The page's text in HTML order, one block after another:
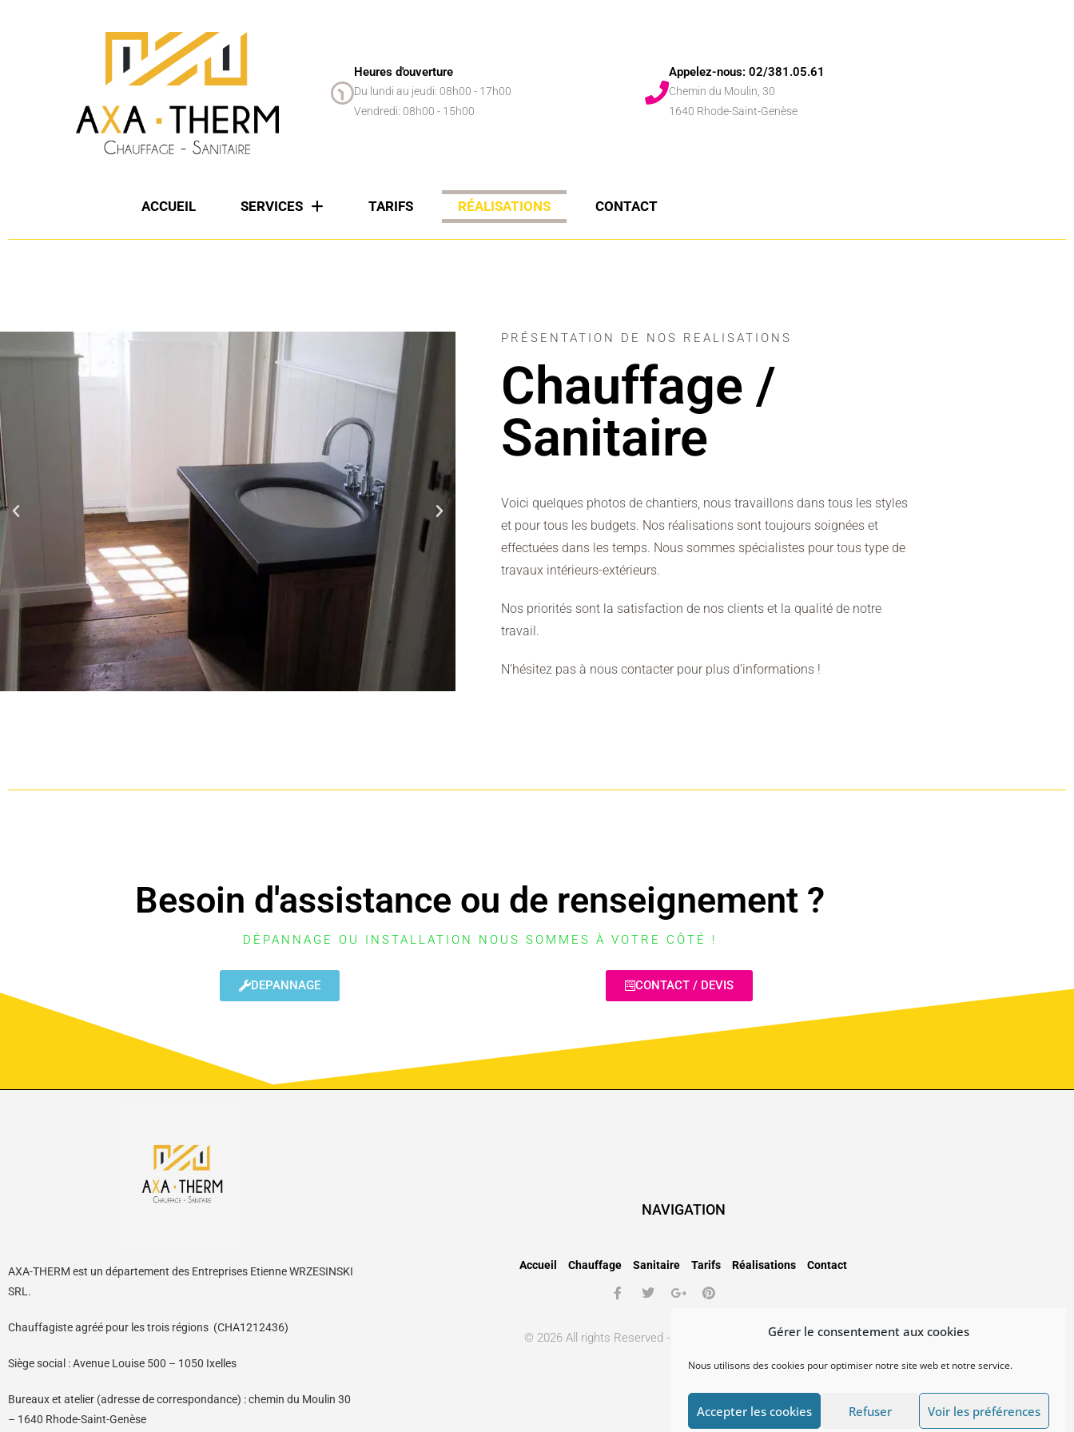
Gérer le consentement aux cookies
Nous utilisons des cookies pour optimiser notre site web et notre service.
Accepter les cookies Refuser Voir les préférences
Heures d'ouverture
Du lundi au jeudi: 08h00 - 17h00
Vendredi: 08h00 - 15h00
Appelez-nous: 02/381.05.61
Chemin du Moulin, 30
1640 Rhode-Saint-Genèse
ACCUEIL SERVICES TARIFS RÉALISATIONS CONTACT
PRÉSENTATION DE NOS REALISATIONS
Chauffage /
Sanitaire
Voici quelques photos de chantiers, nous travaillons dans tous les styles
et pour tous les budgets. Nos réalisations sont toujours soignées et
effectuées dans les temps. Nous sommes spécialistes pour tous type de
travaux intérieurs-extérieurs.
Nos priorités sont la satisfaction de nos clients et la qualité de notre
travail.
N’hésitez pas à nous contacter pour plus d’informations !
Besoin d'assistance ou de renseignement ?
DÉPANNAGE OU INSTALLATION NOUS SOMMES À VOTRE CÔTÉ !
DEPANNAGE CONTACT / DEVIS
AXA-THERM est un département des Entreprises Etienne WRZESINSKI
SRL.
Chauffagiste agréé pour les trois régions (CHA1212436)
Siège social : Avenue Louise 500 – 1050 Ixelles
Bureaux et atelier (adresse de correspondance) : chemin du Moulin 30
– 1640 Rhode-Saint-Genèse
NAVIGATION
Accueil Chauffage Sanitaire Tarifs Réalisations Contact
© 2026 All rights Reserved - Powered By NHSolutions